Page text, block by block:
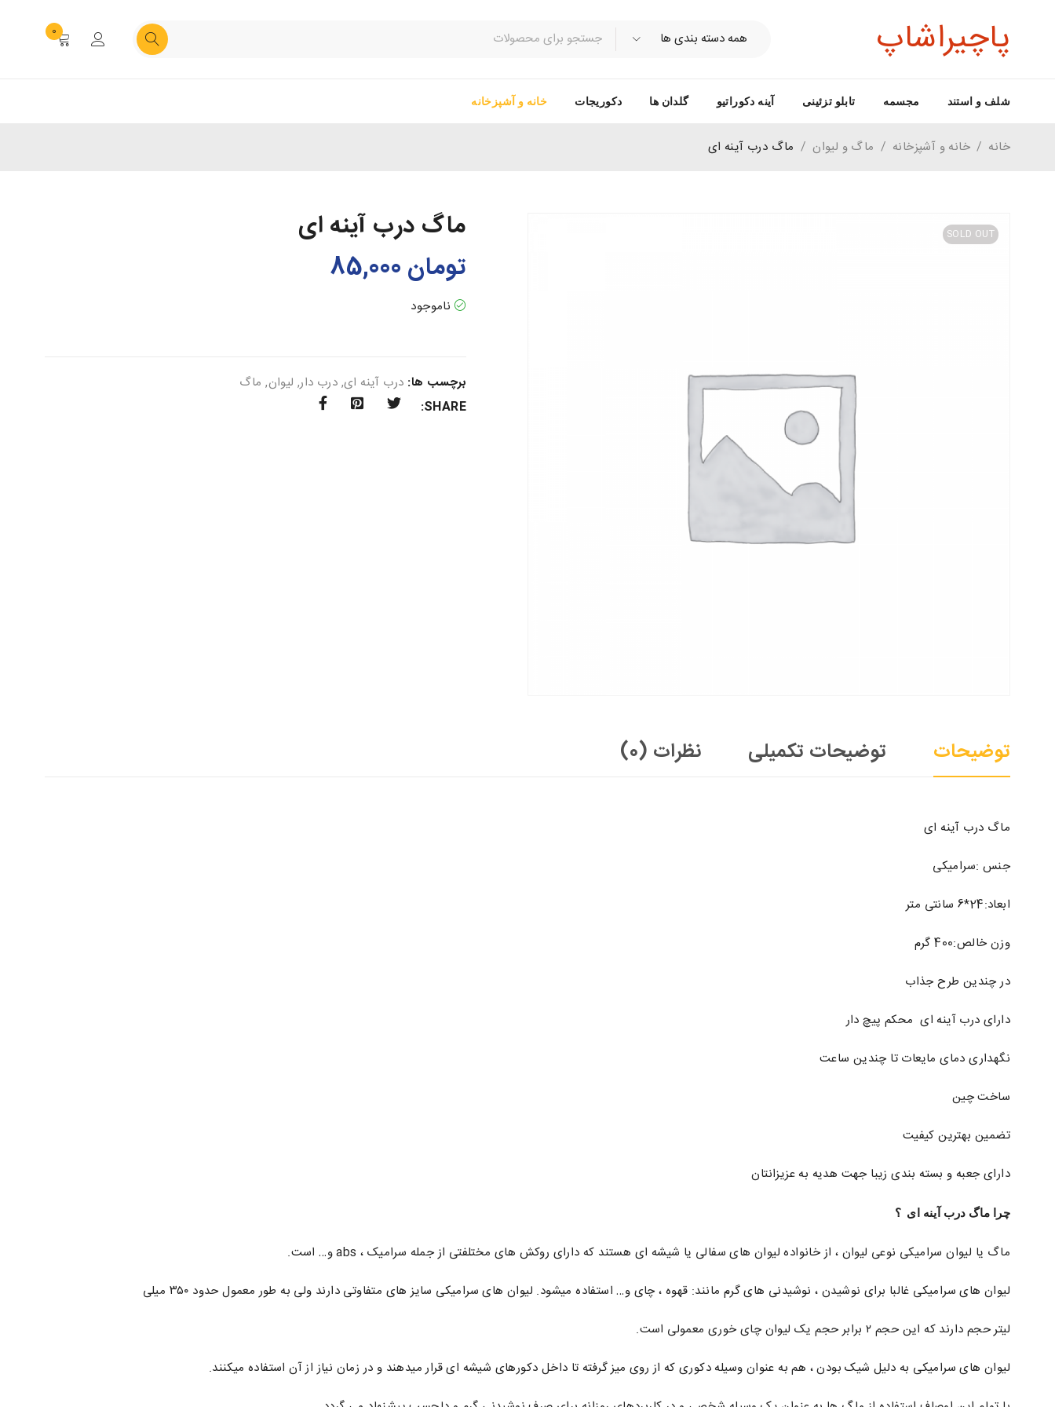
پاچیراشاپ 0
شلف و استند مجسمه تابلو تزئینی آینه دکوراتیو گلدان ها دکوریجات خانه و آشپزخانه
خانه / خانه و آشپزخانه / ماگ و لیوان / ماگ درب آینه ای
SOLD OUT
ماگ درب آینه ای
تومان
ناموجود
برچسب ها: درب آینه ای, درب دار, لیوان, ماگ
SHARE:
توضیحات توضیحات تکمیلی نظرات (0)
ماگ درب آینه ای
جنس :سرامیکی
ابعاد:24*6 سانتی متر
وزن خالص:400 گرم
در چندین طرح جذاب
دارای درب آینه ای محکم پیچ دار
نگهداری دمای مایعات تا چندین ساعت
ساخت چین
تضمین بهترین کیفیت
دارای جعبه و بسته بندی زیبا جهت هدیه به عزیزانتان
چرا ماگ درب آینه ای ؟
ماگ یا لیوان سرامیکی نوعی لیوان ، از خانواده لیوان های سفالی یا شیشه ای هستند که دارای روکش های مختلفتی از جمله سرامیک ، abs و… است.
لیوان های سرامیکی غالبا برای نوشیدن ، نوشیدنی های گرم مانند: قهوه ، چای و… استفاده میشود. لیوان های سرامیکی سایز های متفاوتی دارند ولی به طور معمول حدود ۳۵۰ میلی
لیتر حجم دارند که این حجم ۲ برابر حجم یک لیوان چای خوری معمولی است.
لیوان های سرامیکی به دلیل شیک بودن ، هم به عنوان وسیله دکوری که از روی میز گرفته تا داخل دکورهای شیشه ای قرار میدهند و در زمان نیاز از آن استفاده میکنند.